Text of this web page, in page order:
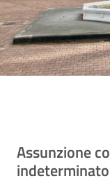
Contenuto
Assunzione